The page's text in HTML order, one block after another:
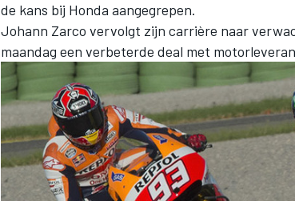
de kans bij Honda aangegrepen.
Johann Zarco vervolgt zijn carrière naar
maandag een verbeterde deal met